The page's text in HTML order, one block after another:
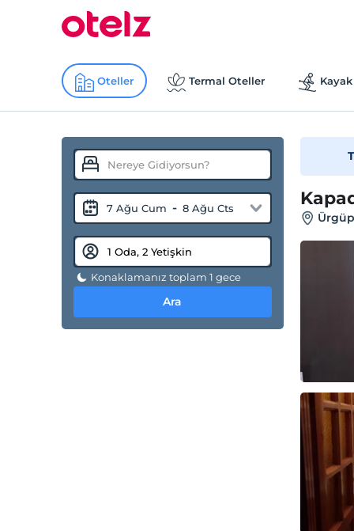
Oteller Termal Oteller
7 Ağu Cum - 8 Ağu Cts
Konaklamanız toplam 1 gece
Ara